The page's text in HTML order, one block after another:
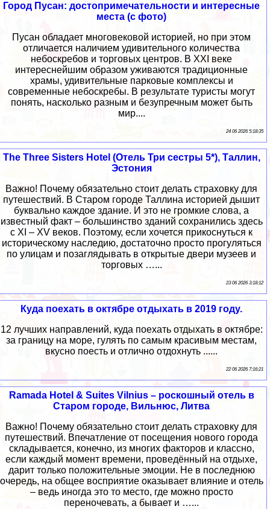
Город Пусан: достопримечательности и интересные
места (с фото)
Пусан обладает многовековой историей, но при этом
отличается наличием удивительного количества
небоскребов и торговых центров. В XXI веке
интереснейшим образом уживаются традиционные
храмы, удивительные парковые комплексы и
современные небоскребы. В результате туристы могут
понять, насколько разным и безупречным может быть
мир....
24 06 2026 5:18:35
The Three Sisters Hotel (Отель Три сестры 5*), Таллин,
Эстония
Важно! Почему обязательно стоит делать страховку для
путешествий. В Старом городе Таллина историей дышит
буквально каждое здание. И это не громкие слова, а
известный факт – большинство зданий сохранились здесь
с XI – XV веков. Поэтому, если хочется прикоснуться к
историческому наследию, достаточно просто прогуляться
по улицам и позаглядывать в открытые двери музеев и
торговых …...
23 06 2026 3:18:12
Куда поехать в октябре отдыхать в 2019 году.
12 лучших направлений, куда поехать отдыхать в октябре:
за границу на море, гулять по самым красивым местам,
вкусно поесть и отлично отдохнуть ......
22 06 2026 7:16:21
Ramada Hotel & Suites Vilnius – роскошный отель в
Старом городе, Вильнюс, Литва
Важно! Почему обязательно стоит делать страховку для
путешествий. Впечатление от посещения нового города
складывается, конечно, из многих факторов и классно,
если каждый момент времени, проведённый на отдыхе,
дарит только положительные эмоции. Не в последнюю
очередь, на общее восприятие оказывает влияние и отель
– ведь иногда это то место, где можно просто
переночевать, а бывает и …...